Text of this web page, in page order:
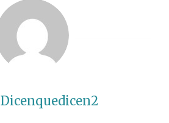
Dicenquedicen2